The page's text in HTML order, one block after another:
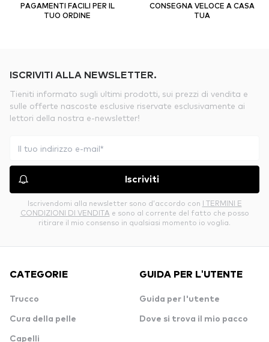
PAGAMENTI FACILI PER IL
TUO ORDINE
CONSEGNA VELOCE A CASA
TUA
ISCRIVITI ALLA NEWSLETTER.
Tieniti informato sugli ultimi prodotti, sui prezzi di vendita e
sulle offerte nascoste esclusive riservate esclusivamente ai
lettori della nostra e-newsletter!
Iscriviti
Iscrivendomi alla newsletter sono d’accordo con I TERMINI E
CONDIZIONI DI VENDITA e sono al corrente del fatto che posso
ritirare il mio consenso in qualsiasi momento io voglia.
CATEGORIE
Trucco
Cura della pelle
Capelli
GUIDA PER L'UTENTE
Guida per l'utente
Dove si trova il mio pacco